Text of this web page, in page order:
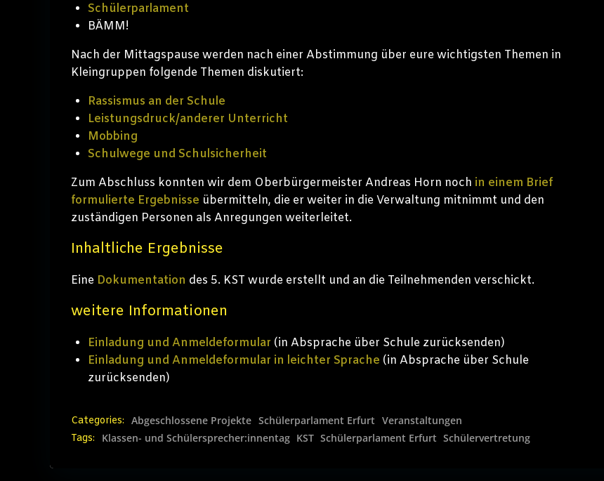
Schülerparlament
BÄMM!
Nach der Mittagspause werden nach einer Abstimmung über eure wichtigsten Themen in
Kleingruppen folgende Themen diskutiert:
Rassismus an der Schule
Leistungsdruck/anderer Unterricht
Mobbing
Schulwege und Schulsicherheit
Zum Abschluss konnten wir dem Oberbürgermeister Andreas Horn noch in einem Brief
formulierte Ergebnisse übermitteln, die er weiter in die Verwaltung mitnimmt und den
zuständigen Personen als Anregungen weiterleitet.
Inhaltliche Ergebnisse
Eine Dokumentation des 5. KST wurde erstellt und an die Teilnehmenden verschickt.
weitere Informationen
Einladung und Anmeldeformular (in Absprache über Schule zurücksenden)
Einladung und Anmeldeformular in leichter Sprache (in Absprache über Schule
zurücksenden)
Categories: Abgeschlossene Projekte Schülerparlament Erfurt Veranstaltungen
Tags:
Klassen- und Schülersprecher:innentag KST Schülerparlament Erfurt Schülervertretung